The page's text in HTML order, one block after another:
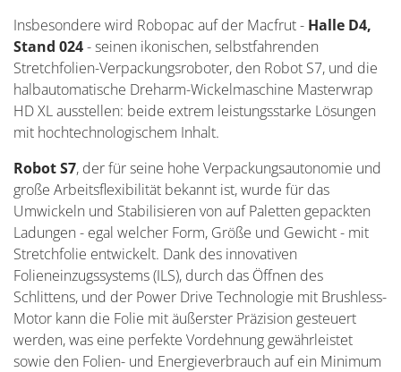
Insbesondere wird Robopac auf der Macfrut - Halle D4,
Stand 024- seinen ikonischen, selbstfahrenden
Stretchfolien-Verpackungsroboter, den Robot S7, und die
halbautomatische Dreharm-Wickelmaschine Masterwrap
HD XL ausstellen: beide extrem leistungsstarke Lösungen
mit hochtechnologischem Inhalt.
Robot S7, der für seine hohe Verpackungsautonomie und
große Arbeitsflexibilität bekannt ist, wurde für das
Umwickeln und Stabilisieren von auf Paletten gepackten
Ladungen - egal welcher Form, Größe und Gewicht - mit
Stretchfolie entwickelt. Dank des innovativen
Folieneinzugssystems (ILS), durch das Öffnen des
Schlittens, und der Power Drive Technologie mit Brushless-
Motor kann die Folie mit äußerster Präzision gesteuert
werden, was eine perfekte Vordehnung gewährleistet
sowie den Folien- und Energieverbrauch auf ein Minimum